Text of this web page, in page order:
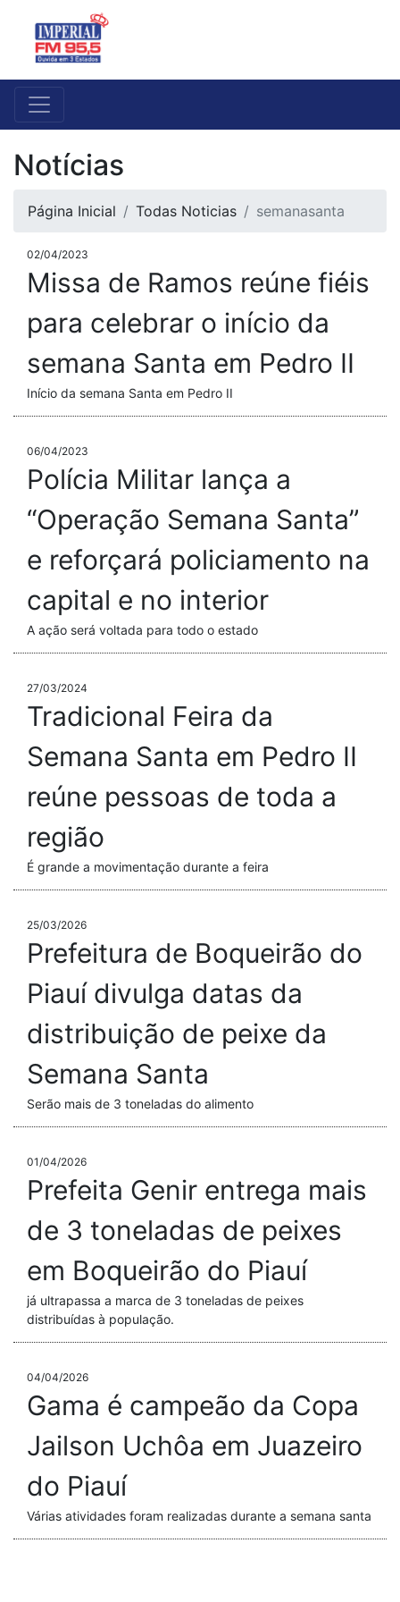
Notícias
Página Inicial Todas Noticias semanasanta
02/04/2023
Missa de Ramos reúne fiéis
para celebrar o início da
semana Santa em Pedro II
Início da semana Santa em Pedro II
06/04/2023
Polícia Militar lança a
“Operação Semana Santa”
e reforçará policiamento na
capital e no interior
A ação será voltada para todo o estado
27/03/2024
Tradicional Feira da
Semana Santa em Pedro II
reúne pessoas de toda a
região
É grande a movimentação durante a feira
25/03/2026
Prefeitura de Boqueirão do
Piauí divulga datas da
distribuição de peixe da
Semana Santa
Serão mais de 3 toneladas do alimento
01/04/2026
Prefeita Genir entrega mais
de 3 toneladas de peixes
em Boqueirão do Piauí
já ultrapassa a marca de 3 toneladas de peixes
distribuídas à população.
04/04/2026
Gama é campeão da Copa
Jailson Uchôa em Juazeiro
do Piauí
Várias atividades foram realizadas durante a semana santa